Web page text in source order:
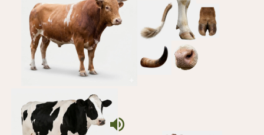
volume_up